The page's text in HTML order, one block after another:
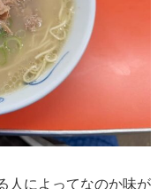
人によってなのか味が